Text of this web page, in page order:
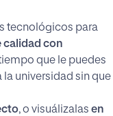
tecnológicos para
calidad con
que le puedes
la universidad sin que
, o visuálizalas en